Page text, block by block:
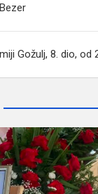
Gožulj, 8. dio, od